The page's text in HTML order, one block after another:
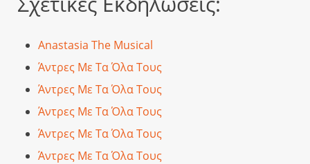
Anastasia The Musical
Άντρες Με Τα Όλα Τους
Άντρες Με Τα Όλα Τους
Άντρες Με Τα Όλα Τους
Άντρες Με Τα Όλα Τους
Άντρες Με Τα Όλα Τους